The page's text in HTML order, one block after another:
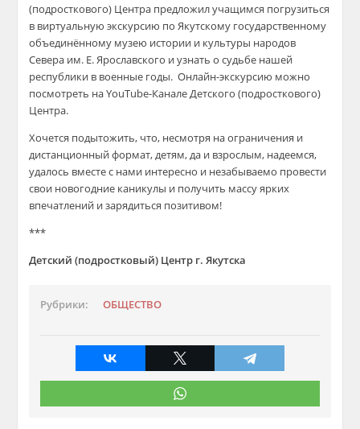
(подросткового) Центра предложил учащимся погрузиться
в виртуальную экскурсию по Якутскому государственному
объединённому музею истории и культуры народов
Севера им. Е. Ярославского и узнать о судьбе нашей
республики в военные годы. Онлайн-экскурсию можно
посмотреть на YouTube-Канале Детского (подросткового)
Центра.
Хочется подытожить, что, несмотря на ограничения и
дистанционный формат, детям, да и взрослым, надеемся,
удалось вместе с нами интересно и незабываемо провести
свои новогодние каникулы и получить массу ярких
впечатлений и зарядиться позитивом!
***
Детский (подростковый) Центр г. Якутска
Рубрики: ОБЩЕСТВО